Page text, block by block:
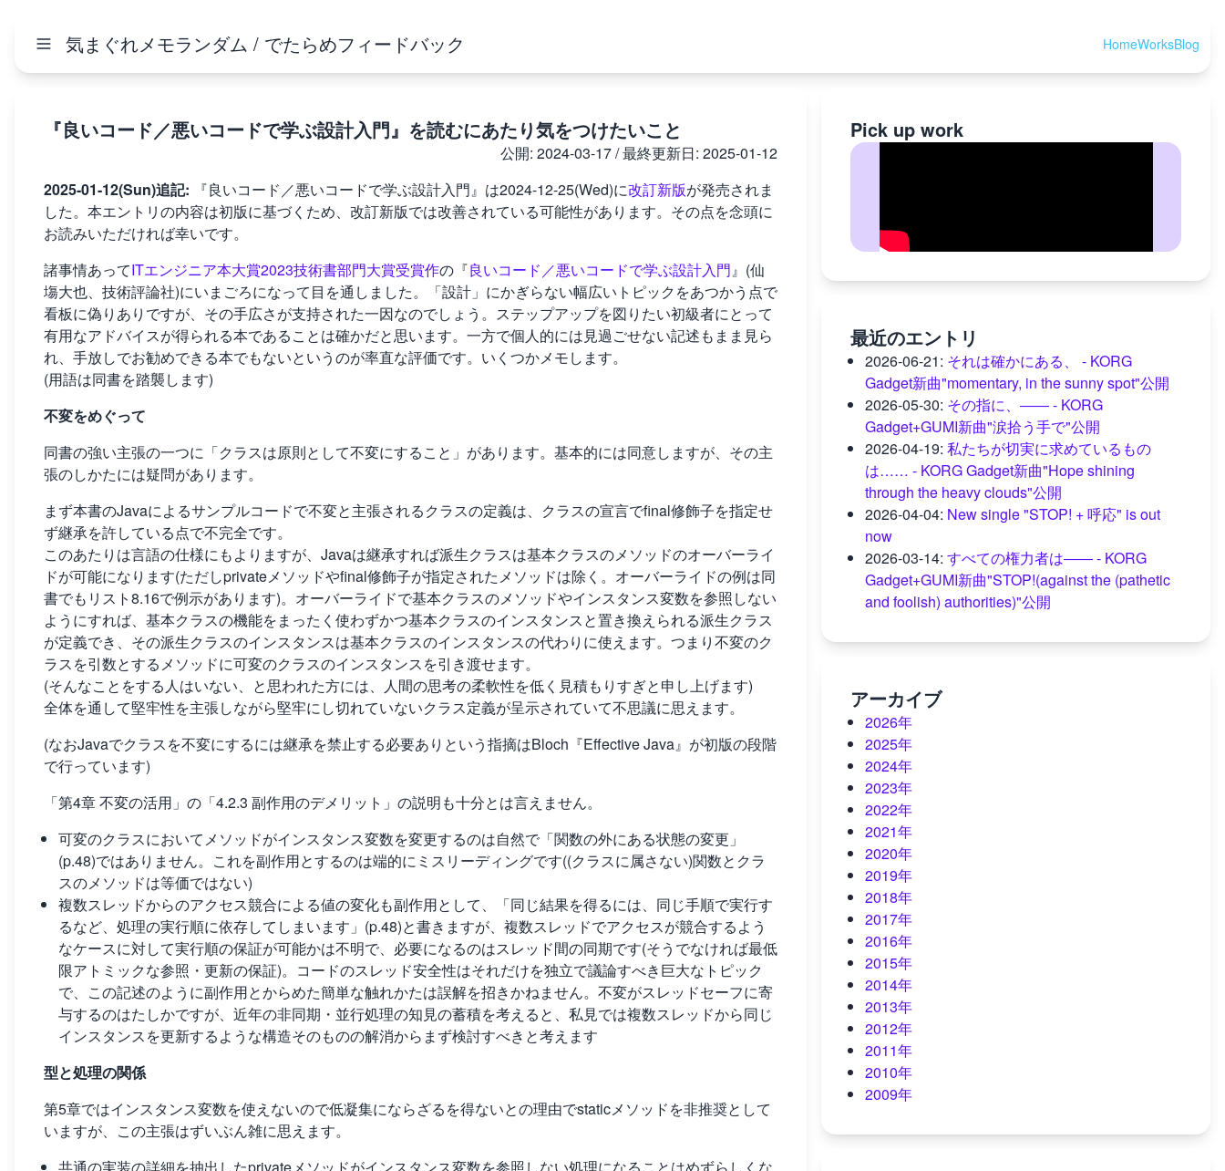
気まぐれメモランダム / でたらめフィードバック HomeWorksBlog
『良いコード／悪いコードで学ぶ設計入門』を読むにあたり気をつけたいこと
公開:2024-03-17/ 最終更新日:2025-01-12
2025-01-12(Sun)追記: 『良いコード／悪いコードで学ぶ設計入門』は2024-12-25(Wed)に改訂新版が発売されま
した。本エントリの内容は初版に基づくため、改訂新版では改善されている可能性があります。その点を念頭に
お読みいただければ幸いです。
諸事情あってITエンジニア本大賞2023技術書部門大賞受賞作の『良いコード／悪いコードで学ぶ設計入門』(仙
塲大也、技術評論社)にいまごろになって目を通しました。「設計」にかぎらない幅広いトピックをあつかう点で
看板に偽りありですが、その手広さが支持された一因なのでしょう。ステップアップを図りたい初級者にとって
有用なアドバイスが得られる本であることは確かだと思います。一方で個人的には見過ごせない記述もまま見ら
れ、手放しでお勧めできる本でもないというのが率直な評価です。いくつかメモします。
(用語は同書を踏襲します)
不変をめぐって
同書の強い主張の一つに「クラスは原則として不変にすること」があります。基本的には同意しますが、その主
張のしかたには疑問があります。
まず本書のJavaによるサンプルコードで不変と主張されるクラスの定義は、クラスの宣言でfinal修飾子を指定せ
ず継承を許している点で不完全です。
このあたりは言語の仕様にもよりますが、Javaは継承すれば派生クラスは基本クラスのメソッドのオーバーライ
ドが可能になります(ただしprivateメソッドやfinal修飾子が指定されたメソッドは除く。オーバーライドの例は同
書でもリスト8.16で例示があります)。オーバーライドで基本クラスのメソッドやインスタンス変数を参照しない
ようにすれば、基本クラスの機能をまったく使わずかつ基本クラスのインスタンスと置き換えられる派生クラス
が定義でき、その派生クラスのインスタンスは基本クラスのインスタンスの代わりに使えます。つまり不変のク
ラスを引数とするメソッドに可変のクラスのインスタンスを引き渡せます。
(そんなことをする人はいない、と思われた方には、人間の思考の柔軟性を低く見積もりすぎと申し上げます)
全体を通して堅牢性を主張しながら堅牢にし切れていないクラス定義が呈示されていて不思議に思えます。
(なおJavaでクラスを不変にするには継承を禁止する必要ありという指摘はBloch『Effective Java』が初版の段階
で行っています)
「第4章 不変の活用」の「4.2.3 副作用のデメリット」の説明も十分とは言えません。
可変のクラスにおいてメソッドがインスタンス変数を変更するのは自然で「関数の外にある状態の変更」
(p.48)ではありません。これを副作用とするのは端的にミスリーディングです((クラスに属さない)関数とクラ
スのメソッドは等価ではない)
複数スレッドからのアクセス競合による値の変化も副作用として、「同じ結果を得るには、同じ手順で実行す
るなど、処理の実行順に依存してしまいます」(p.48)と書きますが、複数スレッドでアクセスが競合するよう
なケースに対して実行順の保証が可能かは不明で、必要になるのはスレッド間の同期です(そうでなければ最低
限アトミックな参照・更新の保証)。コードのスレッド安全性はそれだけを独立で議論すべき巨大なトピック
で、この記述のように副作用とからめた簡単な触れかたは誤解を招きかねません。不変がスレッドセーフに寄
与するのはたしかですが、近年の非同期・並行処理の知見の蓄積を考えると、私見では複数スレッドから同じ
インスタンスを更新するような構造そのものの解消からまず検討すべきと考えます
型と処理の関係
第5章ではインスタンス変数を使えないので低凝集にならざるを得ないとの理由でstaticメソッドを非推奨として
いますが、この主張はずいぶん雑に思えます。
Pick up work
最近のエントリ
2026-06-21: それは確かにある、 - KORG
Gadget新曲"momentary, in the sunny spot"公開
2026-05-30: その指に、―― - KORG
Gadget+GUMI新曲"涙拾う手で"公開
2026-04-19:私たちが切実に求めているもの
は…… - KORG Gadget新曲"Hope shining
through the heavy clouds"公開
2026-04-04: New single "STOP! + 呼応" is out
now
2026-03-14:すべての権力者は―― - KORG
Gadget+GUMI新曲"STOP!(against the (pathetic
and foolish) authorities)"公開
アーカイブ
2026年
2025年
2024年
2023年
2022年
2021年
2020年
2019年
2018年
2017年
2016年
2015年
2014年
2013年
2012年
2011年
2010年
2009年